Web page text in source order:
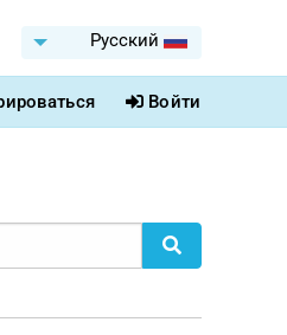
Pусский
Войти